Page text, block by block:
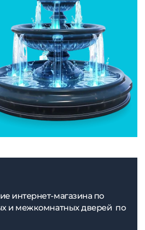
интернет-магазина по
и межкомнатных дверей по